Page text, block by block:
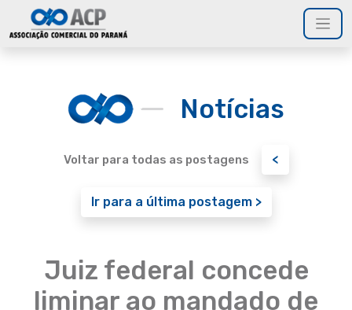
Notícias
Voltar para todas as postagens <
Ir para a última postagem >
Juiz federal concede
liminar ao mandado de